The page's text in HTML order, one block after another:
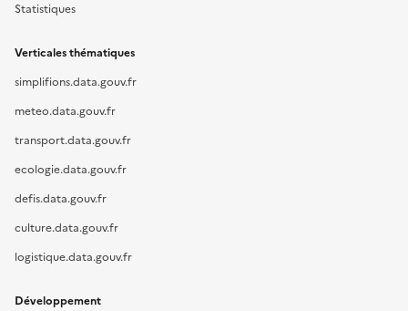
Statistiques
Verticales thématiques
simplifions.data.gouv.fr
meteo.data.gouv.fr
transport.data.gouv.fr
ecologie.data.gouv.fr
defis.data.gouv.fr
culture.data.gouv.fr
logistique.data.gouv.fr
Développement